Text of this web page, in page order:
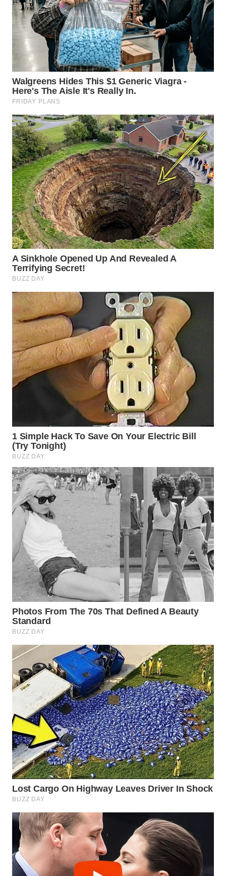
WN
INDRAMAYU
WN
KUNINGAN
WN
MAJALENGKA
WN
SUBANG
WN
SUKABUMI
WN
PURWAKARTA
WN
TIMUR
WN
SEMARANG
WN
SOLO
WN
BOROBUDUR
WN
SURABAYA
WN
NATUNA
WN
BINTAN
WN
MANDALIKA
WN
LIKUPANG
WN
LABUANBAJO
WN
BORNEO
Wahana
Group
WAHANA
NEWS
WAHANA
TANI
WAHANA
ADVOKAT
WAHANA
INFRASTRUKTUR